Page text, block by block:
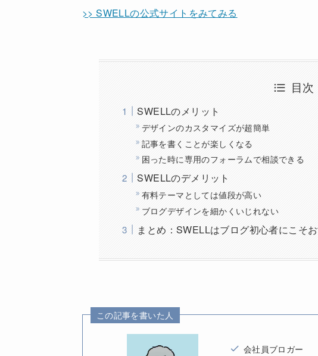
>> SWELLの公式サイトをみてみる
目次
SWELLのメリット
デザインのカスタマイズが超簡単
記事を書くことが楽しくなる
困った時に専用のフォーラムで相談できる
SWELLのデメリット
有料テーマとしては値段が高い
ブログデザインを細かくいじれない
まとめ：SWELLはブログ初心者にこそ
この記事を書いた人
会社員ブロガー